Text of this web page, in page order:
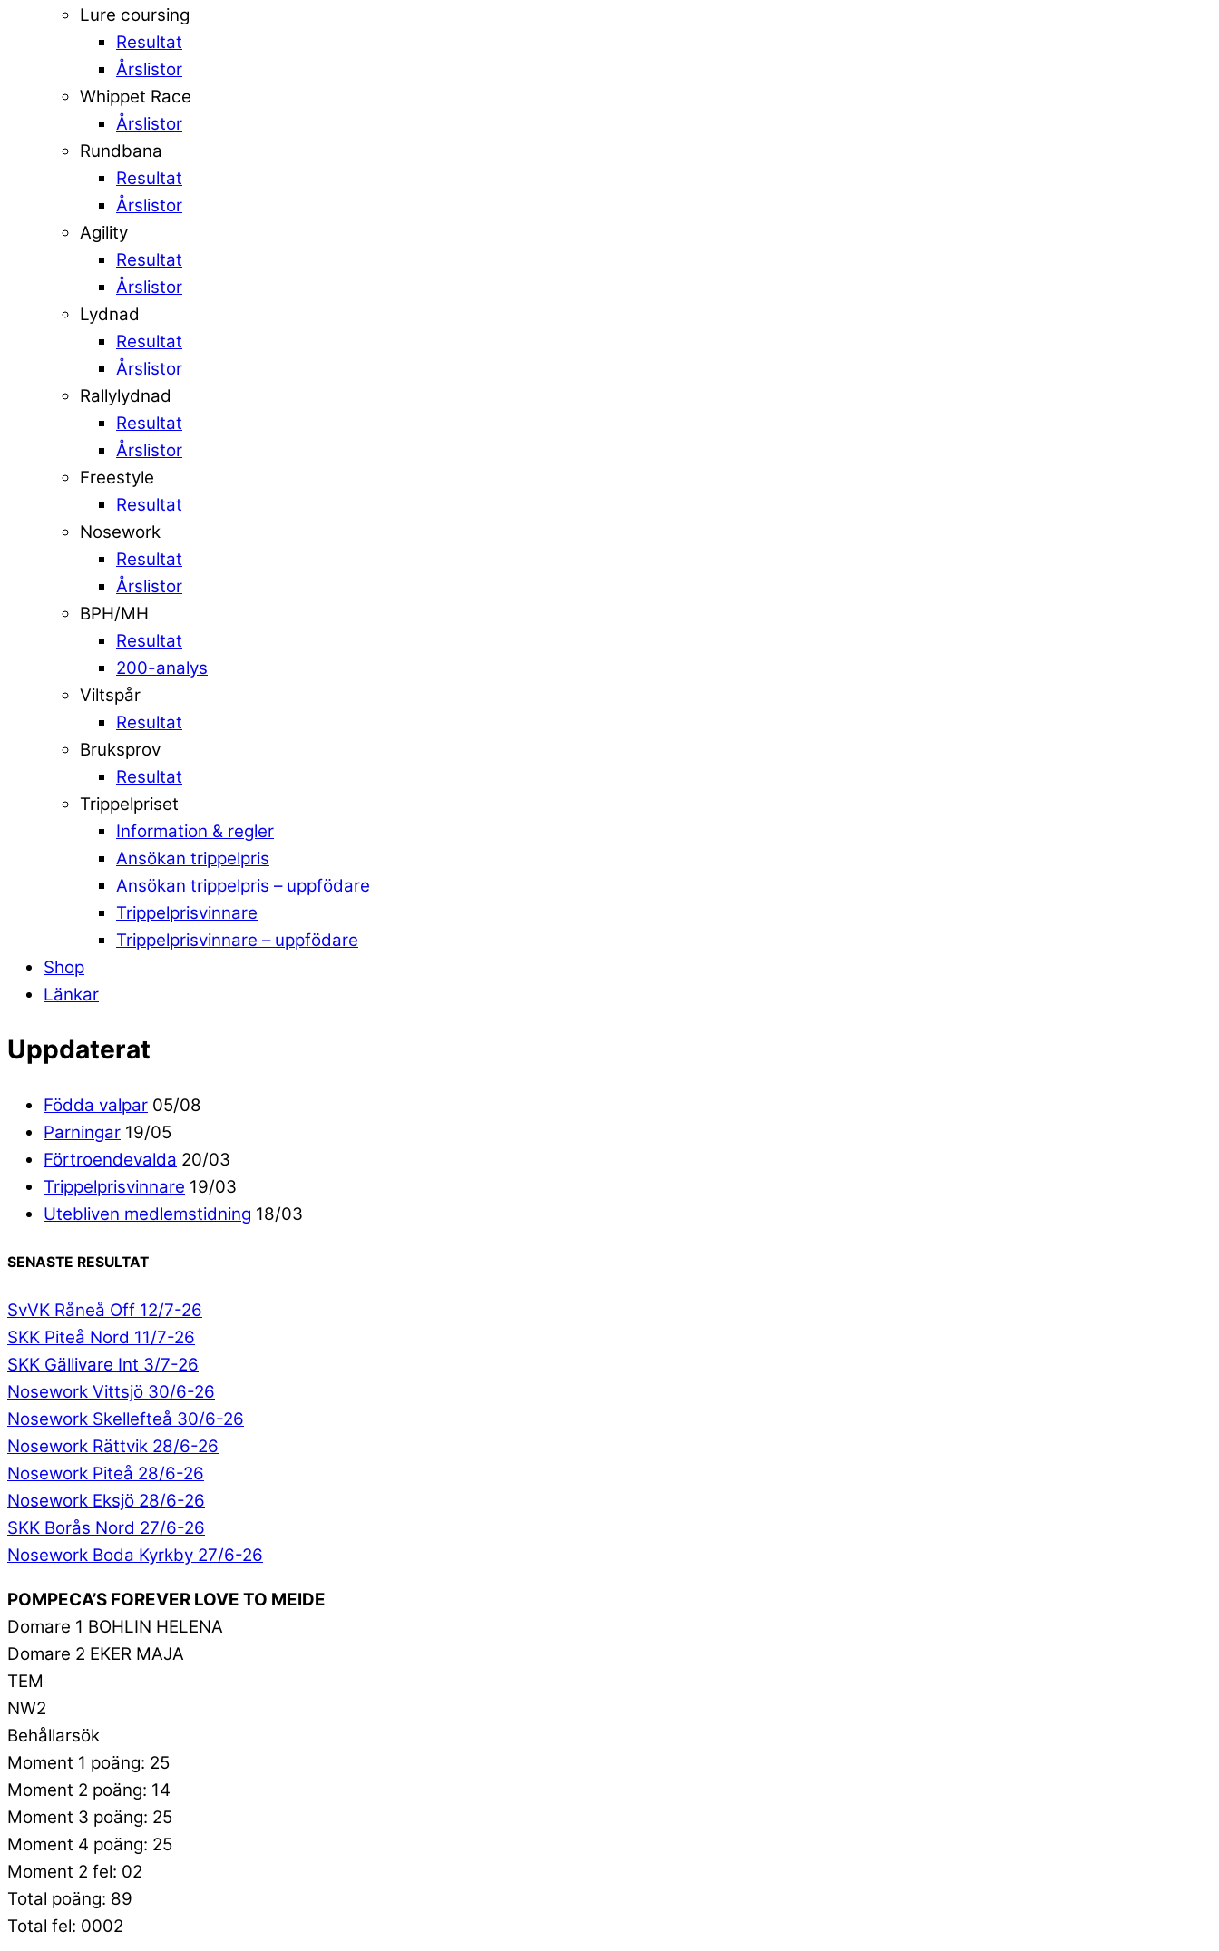
Lure coursing
Resultat
Årslistor
Whippet Race
Årslistor
Rundbana
Resultat
Årslistor
Agility
Resultat
Årslistor
Lydnad
Resultat
Årslistor
Rallylydnad
Resultat
Årslistor
Freestyle
Resultat
Nosework
Resultat
Årslistor
BPH/MH
Resultat
200-analys
Viltspår
Resultat
Bruksprov
Resultat
Trippelpriset
Information & regler
Ansökan trippelpris
Ansökan trippelpris – uppfödare
Trippelprisvinnare
Trippelprisvinnare – uppfödare
Shop
Länkar
Uppdaterat
Födda valpar 05/08
Parningar 19/05
Förtroendevalda 20/03
Trippelprisvinnare 19/03
Utebliven medlemstidning 18/03
SENASTE RESULTAT
SvVK Råneå Off 12/7-26
SKK Piteå Nord 11/7-26
SKK Gällivare Int 3/7-26
Nosework Vittsjö 30/6-26
Nosework Skellefteå 30/6-26
Nosework Rättvik 28/6-26
Nosework Piteå 28/6-26
Nosework Eksjö 28/6-26
SKK Borås Nord 27/6-26
Nosework Boda Kyrkby 27/6-26
POMPECA’S FOREVER LOVE TO MEIDE
Domare 1 BOHLIN HELENA
Domare 2 EKER MAJA
TEM
NW2
Behållarsök
Moment 1 poäng: 25
Moment 2 poäng: 14
Moment 3 poäng: 25
Moment 4 poäng: 25
Moment 2 fel: 02
Total poäng: 89
Total fel: 0002